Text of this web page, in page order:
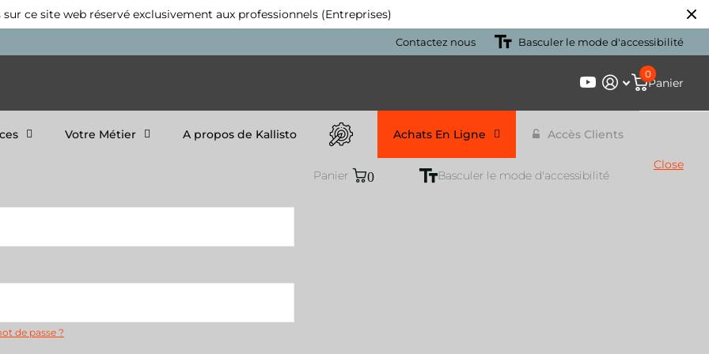
sur ce site web réservé exclusivement aux professionnels (Entreprises)
Contactez nous Basculer le mode d'accessibilité
Panier
0
Votre Métier A propos de Kallisto Achats En Ligne Accès Clients
de passe ?
Panier 0 Basculer le mode d'accessibilité
Close